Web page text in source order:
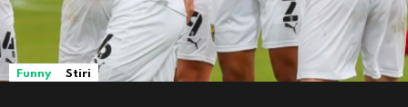
Funny Stiri